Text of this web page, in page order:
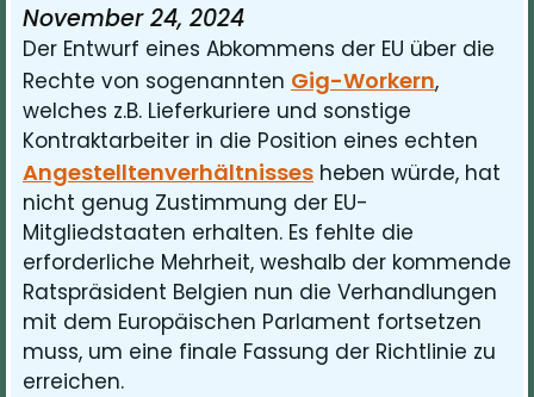
November 24, 2024
Der Entwurf eines Abkommens der EU über die
Rechte von sogenannten Gig-Workern,
welches z.B. Lieferkuriere und sonstige
Kontraktarbeiter in die Position eines echten
Angestelltenverhältnisses heben würde, hat
nicht genug Zustimmung der EU-
Mitgliedstaaten erhalten. Es fehlte die
erforderliche Mehrheit, weshalb der kommende
Ratspräsident Belgien nun die Verhandlungen
mit dem Europäischen Parlament fortsetzen
muss, um eine finale Fassung der Richtlinie zu
erreichen.